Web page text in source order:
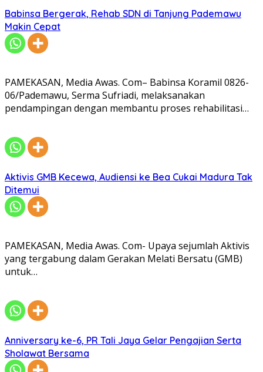
Babinsa Bergerak, Rehab SDN di Tanjung Pademawu
Makin Cepat
PAMEKASAN, Media Awas. Com– Babinsa Koramil 0826-
06/Pademawu, Serma Sufriadi, melaksanakan
pendampingan dengan membantu proses rehabilitasi…
Aktivis GMB Kecewa, Audiensi ke Bea Cukai Madura Tak
Ditemui
PAMEKASAN, Media Awas. Com- Upaya sejumlah Aktivis
yang tergabung dalam Gerakan Melati Bersatu (GMB)
untuk…
Anniversary ke-6, PR Tali Jaya Gelar Pengajian Serta
Sholawat Bersama